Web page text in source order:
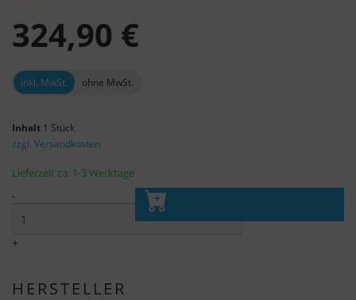
324,90 €
inkl. MwSt. ohne MwSt.
Inhalt 1 Stück
zzgl. Versandkosten
Lieferzeit ca. 1-3 Werktage
-
+
In den Warenkorb
HERSTELLER